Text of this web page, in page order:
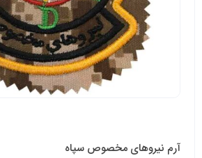
آرم نیروهای مخصوص سپاه